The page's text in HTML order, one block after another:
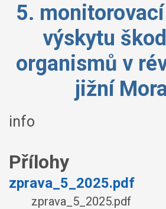
5.
výskytu
organismů v
jižní
info
Přílohy
zprava_5_2025.pdf
zprava_5_2025.pdf